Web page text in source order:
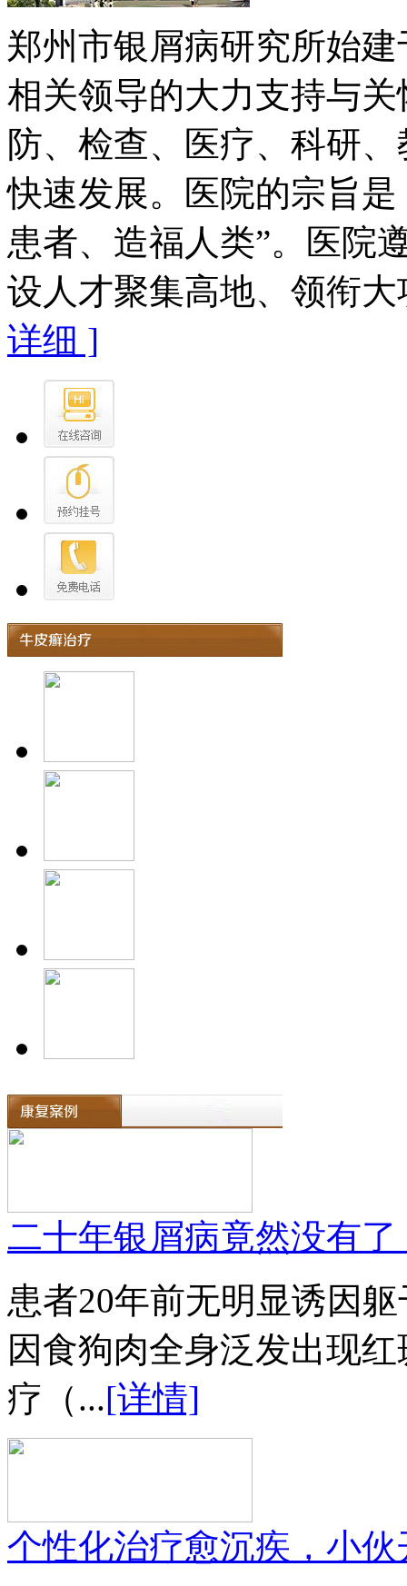
郑州市银屑病研究所始
相关领导的大力支持与
防、检查、医疗、科研
快速发展。医院的宗旨
患者、造福人类”。医院
设人才聚集高地、领衔
详细 ]
二十年银屑病竟然没有了
患者20年前无明显诱因
因食狗肉全身泛发出现
疗（...[详情]
个性化治疗愈沉疾，小